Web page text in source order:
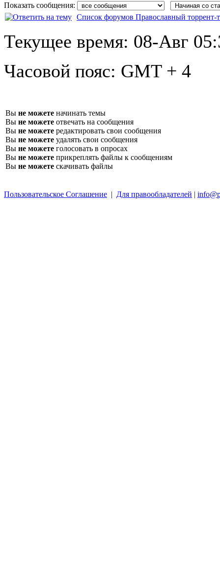
Показать сообщения:
Список форумов Православный торрент-
Текущее время: 08-Авг
Часовой пояс: GMT + 4
Вы не можете начинать темы
Вы не можете отвечать на сообщения
Вы не можете редактировать свои сообщения
Вы не можете удалять свои сообщения
Вы не можете голосовать в опросах
Вы не можете прикреплять файлы к сообщениям
Вы не можете скачивать файлы
Пользовательское Соглашение | Для правообладателей |